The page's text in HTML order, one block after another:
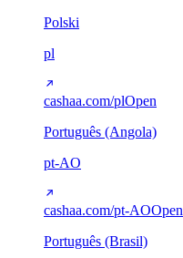
Polski
pl
cashaa.com/plOpen
Português (Angola)
pt-AO
cashaa.com/pt-AOOpen
Português (Brasil)